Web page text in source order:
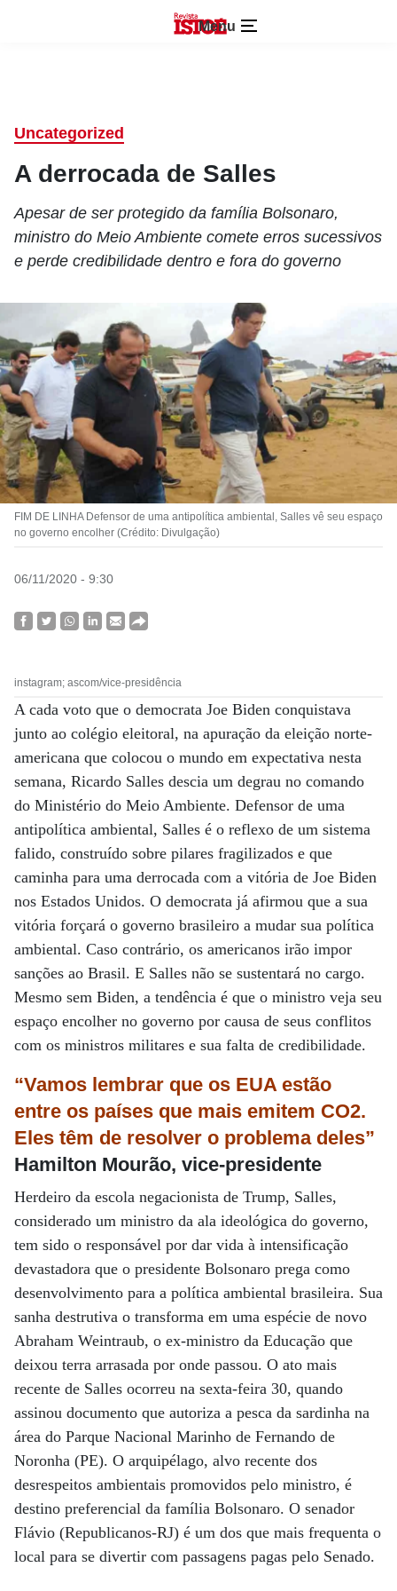
Menu
Uncategorized
A derrocada de Salles
Apesar de ser protegido da família Bolsonaro,
ministro do Meio Ambiente comete erros sucessivos
e perde credibilidade dentro e fora do governo
FIM DE LINHA Defensor de uma antipolítica ambiental, Salles vê seu espaço
no governo encolher (Crédito: Divulgação)
06/11/2020 - 9:30
instagram; ascom/vice-presidência
A cada voto que o democrata Joe Biden conquistava
junto ao colégio eleitoral, na apuração da eleição norte-
americana que colocou o mundo em expectativa nesta
semana, Ricardo Salles descia um degrau no comando
do Ministério do Meio Ambiente. Defensor de uma
antipolítica ambiental, Salles é o reflexo de um sistema
falido, construído sobre pilares fragilizados e que
caminha para uma derrocada com a vitória de Joe Biden
nos Estados Unidos. O democrata já afirmou que a sua
vitória forçará o governo brasileiro a mudar sua política
ambiental. Caso contrário, os americanos irão impor
sanções ao Brasil. E Salles não se sustentará no cargo.
Mesmo sem Biden, a tendência é que o ministro veja seu
espaço encolher no governo por causa de seus conflitos
com os ministros militares e sua falta de credibilidade.
“Vamos lembrar que os EUA estão
entre os países que mais emitem CO2.
Eles têm de resolver o problema deles”
Hamilton Mourão, vice-presidente
Herdeiro da escola negacionista de Trump, Salles,
considerado um ministro da ala ideológica do governo,
tem sido o responsável por dar vida à intensificação
devastadora que o presidente Bolsonaro prega como
desenvolvimento para a política ambiental brasileira. Sua
sanha destrutiva o transforma em uma espécie de novo
Abraham Weintraub, o ex-ministro da Educação que
deixou terra arrasada por onde passou. O ato mais
recente de Salles ocorreu na sexta-feira 30, quando
assinou documento que autoriza a pesca da sardinha na
área do Parque Nacional Marinho de Fernando de
Noronha (PE). O arquipélago, alvo recente dos
desrespeitos ambientais promovidos pelo ministro, é
destino preferencial da família Bolsonaro. O senador
Flávio (Republicanos-RJ) é um dos que mais frequenta o
local para se divertir com passagens pagas pelo Senado.